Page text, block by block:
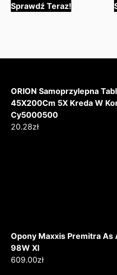
Sprawdź Teraz!
ORION Samoprzylepna
45X200Cm 5X Kreda W
Cy5000500
20.28zł
Opony Maxxis Premitra As
98W Xl
609.00zł